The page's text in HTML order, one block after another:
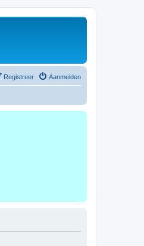
Aanmelden
Registreer